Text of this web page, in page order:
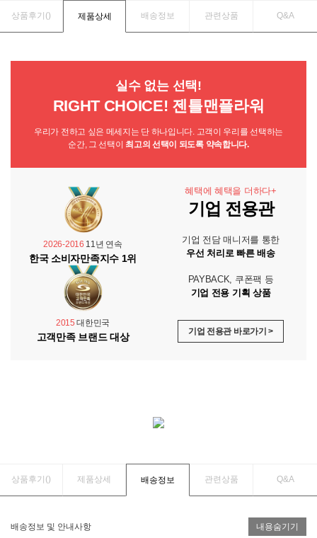
상품후기() 제품상세 배송정보 관련상품 Q&A
실수 없는 선택!
RIGHT CHOICE! 젠틀맨플라워
우리가 전하고 싶은 메세지는 단 하나입니다. 고객이 우리를 선택하는
순간, 그 선택이 최고의 선택이 되도록 약속합니다.
2026-2016 11년 연속
한국 소비자만족지수 1위
2015 대한민국
고객만족 브랜드 대상
혜택에 혜택을 더하다+
기업 전용관
기업 전담 매니저를 통한
우선 처리로 빠른 배송
PAYBACK, 쿠폰팩 등
기업 전용 기획 상품
기업 전용관 바로가기 >
상품후기() 제품상세 배송정보 관련상품 Q&A
배송정보 및 안내사항 내용숨기기